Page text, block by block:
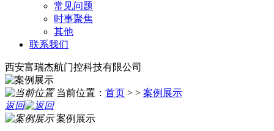
常见问题
时事聚焦
其他
联系我们
西安富瑞杰航门控科技有限公司
当前位置： 首页 > > 案例展示
返回
案例展示